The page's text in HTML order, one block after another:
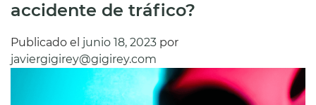
accidente de tráfico?
Publicado el junio 18, 2023 por
javiergigirey@gigirey.com